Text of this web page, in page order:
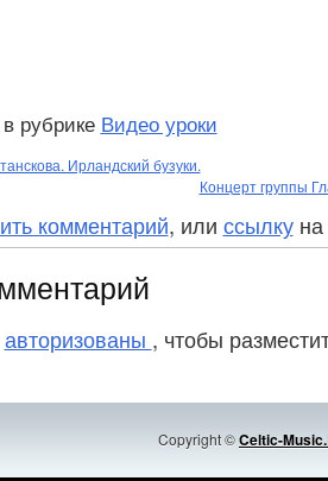
рубрике Видео уроки
Ирландский бузуки.
Концерт группы
комментарий, или ссылкуна
авторизованы , чтобы
Copyright ©Celtic-